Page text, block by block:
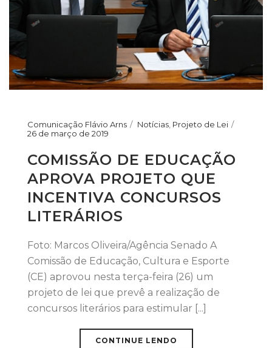
Comunicação Flávio Arns Notícias, Projeto de Lei
26 de março de 2019
COMISSÃO DE EDUCAÇÃO
APROVA PROJETO QUE
INCENTIVA CONCURSOS
LITERÁRIOS
Foto: Marcos Oliveira/Agência Senado A
Comissão de Educação, Cultura e Esporte
(CE) aprovou nesta terça-feira (26) um
projeto de lei que prevê a realização de
concursos literários para estimular [...]
CONTINUE LENDO